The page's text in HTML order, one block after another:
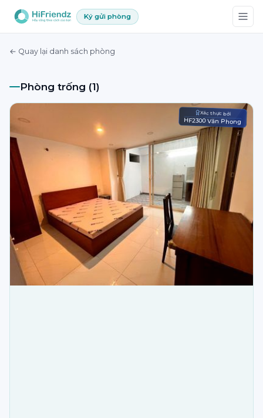
Ký gửi phòng
← Quay lại danh sách phòng
Phòng trống (1)
Xác thực bởi
HF2300 Văn Phong